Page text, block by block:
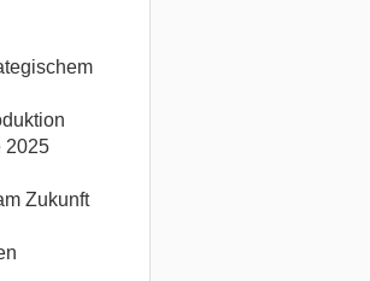
2025
Zukunft